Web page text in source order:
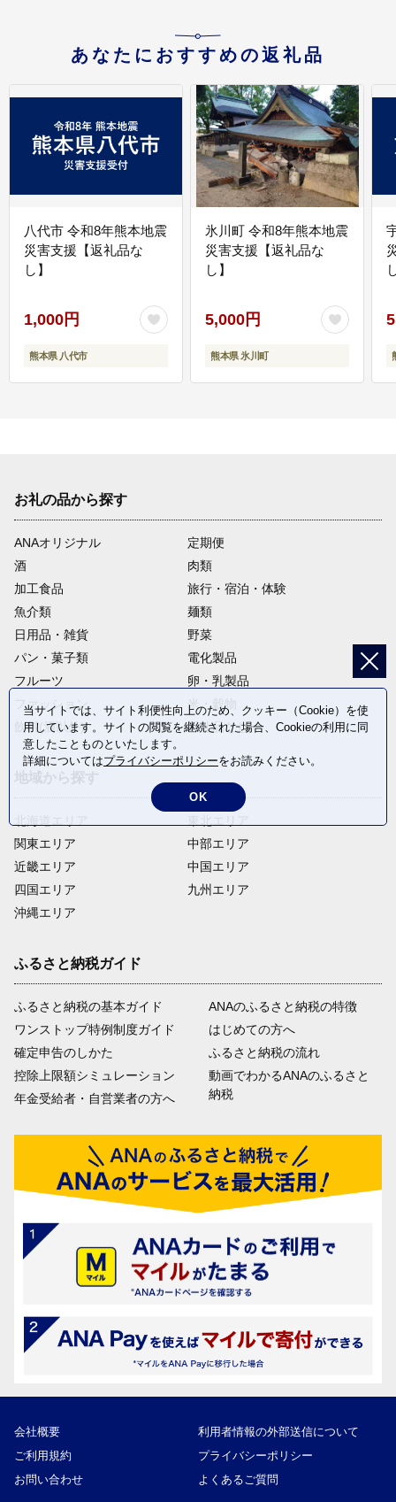
あなたにおすすめの返礼品
八代市 令和8年熊本地震
災害支援【返礼品な
し】
1,000円
熊本県 八代市
氷川町 令和8年熊本地震
災害支援【返礼品な
し】
5,000円
熊本県 氷川町
お礼の品から探す
ANAオリジナル
定期便
酒
肉類
加工食品
旅行・宿泊・体験
魚介類
麺類
日用品・雑貨
野菜
パン・菓子類
電化製品
フルーツ
卵・乳製品
ファッション
米・穀物
飲料(酒以外)
返礼品なし
関東エリア
近畿エリア
四国エリア
沖縄エリア
中部エリア
中国エリア
九州エリア
ふるさと納税ガイド
ふるさと納税の基本ガイド
ワンストップ特例制度ガイド
確定申告のしかた
控除上限額シミュレーション
年金受給者・自営業者の方へ
ANAのふるさと納税の特徴
はじめての方へ
ふるさと納税の流れ
動画でわかるANAのふるさと
納税
会社概要
利用者情報の外部送信について
ご利用規約
プライバシーポリシー
お問い合わせ
よくあるご質問
当サイトでは、サイト利便性向上のため、クッキー（Cookie）を使
用しています。サイトの閲覧を継続された場合、Cookieの利用に同
意したことものといたします。
詳細についてはプライバシーポリシーをお読みください。
OK